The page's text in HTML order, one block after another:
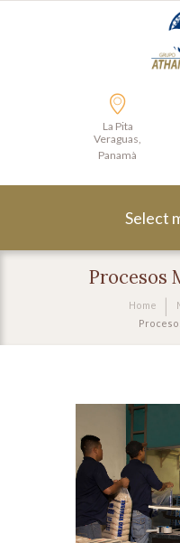
La Pita
Veraguas,
Panamà
Select
Procesos
Home